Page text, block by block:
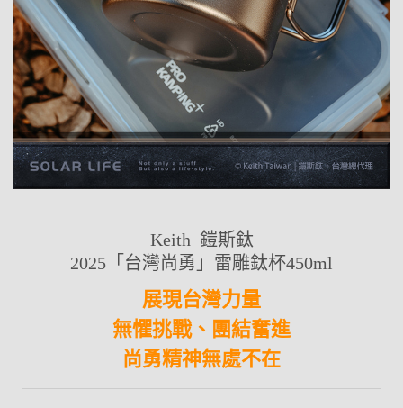
Keith 鎧斯鈦
2025「台灣尚勇」雷雕鈦杯450ml
展現台灣力量
無懼挑戰、團結奮進
尚勇精神無處不在